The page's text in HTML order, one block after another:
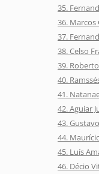
35.
36. Marcos
37.
38. Celso
39.
40.
41.
42. Aguiar
43.
44.
45. Luís
46. Décio